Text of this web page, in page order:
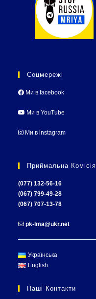
Соцмережі
Ми в facebook
Ми в YouTube
Ми в instagram
Приймальна Комісія
(077) 132-56-16
(067) 799-49-28
(067) 707-13-78
pk-lma@ukr.net
Українська
English
Наші Контакти